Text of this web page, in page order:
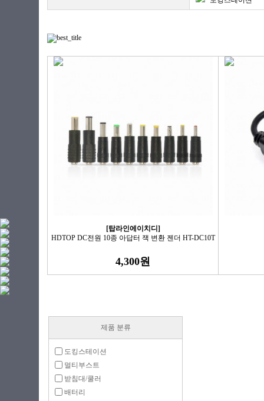
[탑라인에이치디]
HDTOP DC전원 10종 아답터 잭 변환 젠더 HT-DC10T
4,300원
제품 분류
도킹스테이션
멀티부스트
받침대/쿨러
배터리